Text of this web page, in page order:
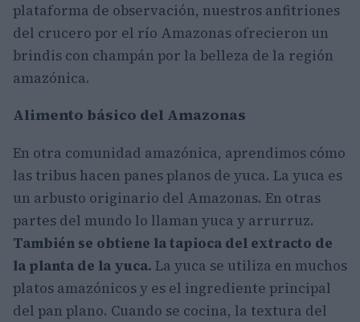
plataforma de observación, nuestros anfitriones
del crucero por el río Amazonas ofrecieron un
brindis con champán por la belleza de la región
amazónica.
Alimento básico del Amazonas
En otra comunidad amazónica, aprendimos cómo
las tribus hacen panes planos de yuca. La yuca es
un arbusto originario del Amazonas. En otras
partes del mundo lo llaman yuca y arrurruz.
También se obtiene la tapioca del extracto de
la planta de la yuca. La yuca se utiliza en muchos
platos amazónicos y es el ingrediente principal
del pan plano. Cuando se cocina, la textura del